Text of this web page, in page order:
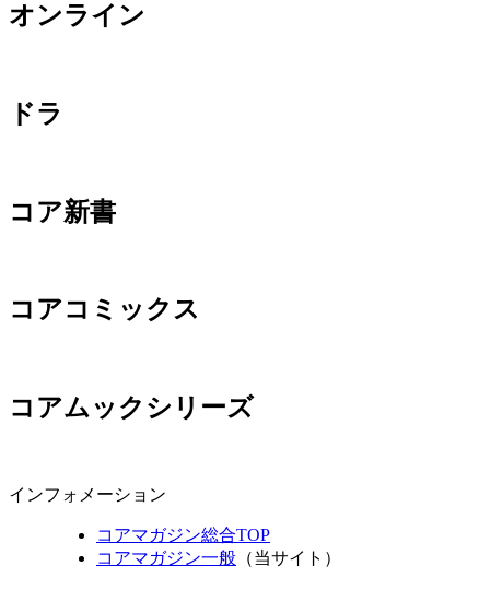
オンライン
ドラ
コア新書
コアコミックス
コアムックシリーズ
インフォメーション
コアマガジン総合TOP
コアマガジン一般 （当サイト）